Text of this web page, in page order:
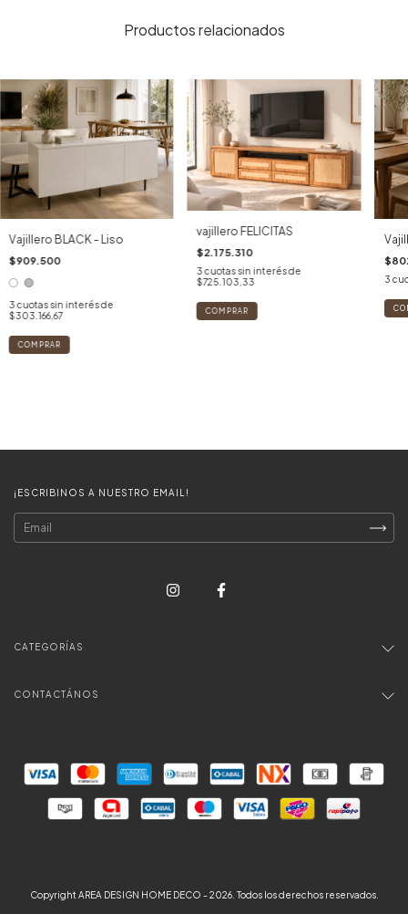
Productos relacionados
Vajillero BLACK - Liso
$909.500
3 cuotas sin interés de
$303.166,67
COMPRAR
vajillero FELICITAS
$2.175.310
3 cuotas sin interés de
$725.103,33
3
¡ESCRIBINOS A NUESTRO EMAIL!
CATEGORÍAS
CONTACTÁNOS
Copyright AREA DESIGN HOME DECO - 2026. Todos los derechos reservados.